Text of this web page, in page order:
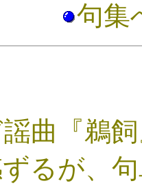
句集
曲『鵜
るが、